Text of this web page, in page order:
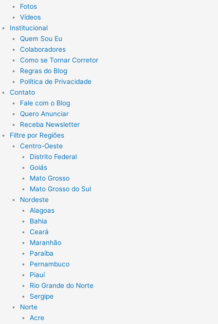
Fotos
Vídeos
Institucional
Quem Sou Eu
Colaboradores
Como se Tornar Corretor
Regras do Blog
Política de Privacidade
Contato
Fale com o Blog
Quero Anunciar
Receba Newsletter
Filtre por Regiões
Centro-Oeste
Distrito Federal
Goiás
Mato Grosso
Mato Grosso do Sul
Nordeste
Alagoas
Bahia
Ceará
Maranhão
Paraíba
Pernambuco
Piauí
Rio Grande do Norte
Sergipe
Norte
Acre